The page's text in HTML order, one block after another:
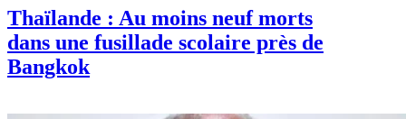
Thaïlande : Au moins neuf morts
dans une fusillade scolaire près de
Bangkok